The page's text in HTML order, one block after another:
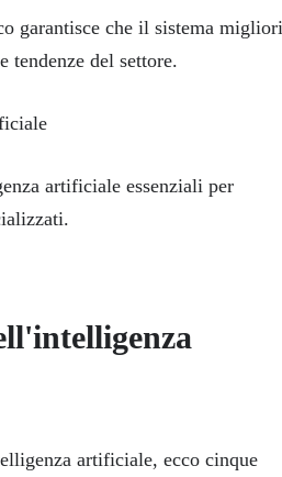
garantisce che il sistema
tendenze del settore.
artificiale essenziali per
artificiale, ecco cinque